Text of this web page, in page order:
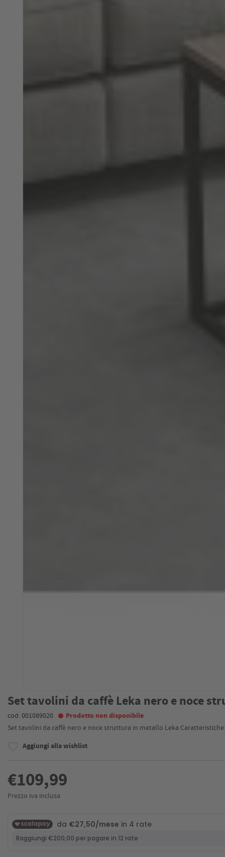
Set tavolini da caffè Leka nero e noce
cod. 001089020 Prodotto non disponibile
Set tavolini da caffè nero e noce struttura in metallo Leka
Aggiungi alla wishlist
€109,99
Prezzo iva inclusa